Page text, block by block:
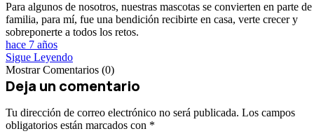
Para algunos de nosotros, nuestras mascotas se convierten en parte
familia, para mí, fue una bendición recibirte en casa, verte crecer y
sobreponerte a todos los retos.
hace 7 años
Sigue Leyendo
Mostrar Comentarios (0)
Deja un comentario
Tu dirección de correo electrónico no será publicada. Los campos
obligatorios están marcados con *